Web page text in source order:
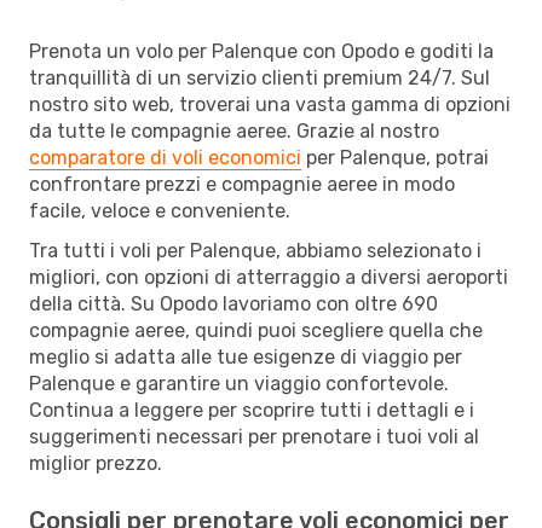
Prenota un volo per Palenque con Opodo e goditi la
tranquillità di un servizio clienti premium 24/7. Sul
nostro sito web, troverai una vasta gamma di opzioni
da tutte le compagnie aeree. Grazie al nostro
comparatore di voli economici per Palenque, potrai
confrontare prezzi e compagnie aeree in modo
facile, veloce e conveniente.
Tra tutti i voli per Palenque, abbiamo selezionato i
migliori, con opzioni di atterraggio a diversi aeroporti
della città. Su Opodo lavoriamo con oltre 690
compagnie aeree, quindi puoi scegliere quella che
meglio si adatta alle tue esigenze di viaggio per
Palenque e garantire un viaggio confortevole.
Continua a leggere per scoprire tutti i dettagli e i
suggerimenti necessari per prenotare i tuoi voli al
miglior prezzo.
Consigli per prenotare voli economici per